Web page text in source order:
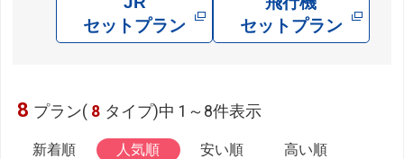
セットプラン
セットプラン
8 プラン( 8 タイプ)中 1～8件表示
新着順 人気順 安い順 高い順